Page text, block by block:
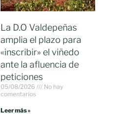
La D.O Valdepeñas
amplia el plazo para
«inscribir» el viñedo
ante la afluencia de
peticiones
05/08/2026
No hay
comentarios
Leer más »